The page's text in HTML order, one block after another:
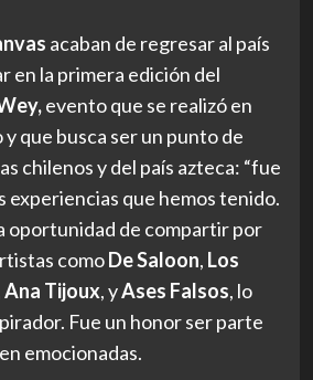
acaban de regresar al país
en la primera edición del
evento que se realizó en
que busca ser un punto de
chilenos y del país azteca: “fue
experiencias que hemos tenido.
oportunidad de compartir por
comoDe Saloon, Los
Ana Tijoux, yAses Falsos, lo
Fue un honor ser parte
emocionadas.